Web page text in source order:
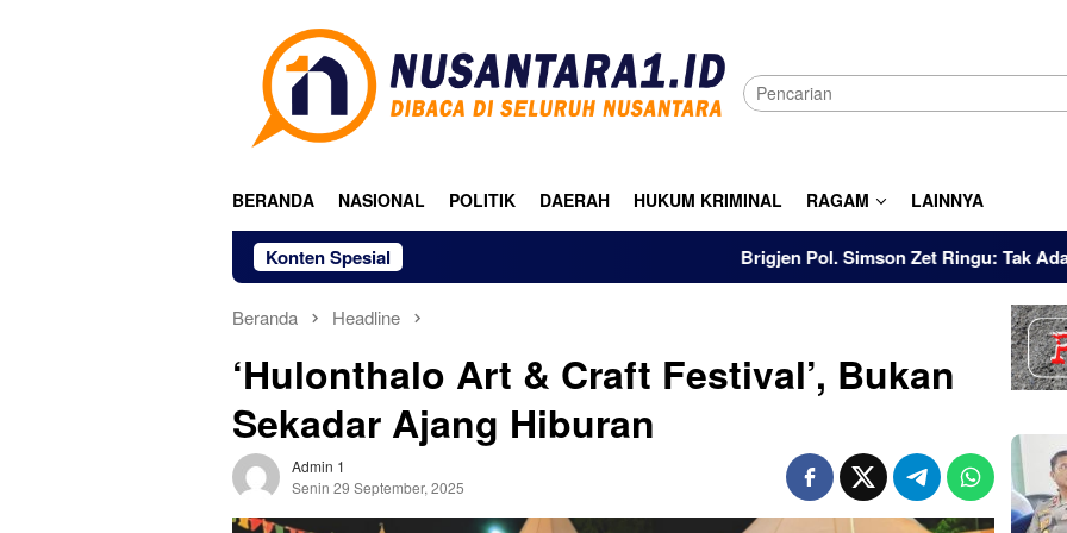
BERANDA NASIONAL POLITIK DAERAH HUKUM KRIMINAL RAGAM LAINNYA
Konten Spesial Brigjen Pol. Simson Zet Ringu: Tak Ada Istilah
Beranda Headline
‘Hulonthalo Art & Craft Festival’, Bukan
Sekadar Ajang Hiburan
Admin 1
Senin 29 September, 2025